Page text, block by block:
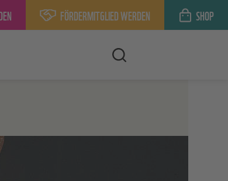
FÖRDERMITGLIED WERDEN SHOP